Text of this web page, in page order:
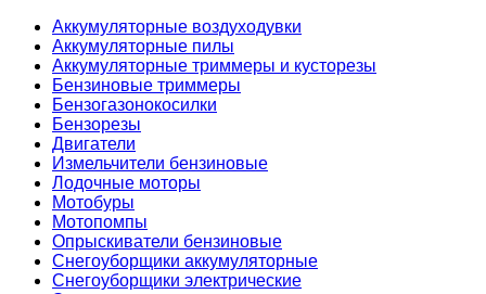
Аккумуляторные воздуходувки
Аккумуляторные пилы
Аккумуляторные триммеры и кусторезы
Бензиновые триммеры
Бензогазонокосилки
Бензорезы
Двигатели
Измельчители бензиновые
Лодочные моторы
Мотобуры
Мотопомпы
Опрыскиватели бензиновые
Снегоуборщики аккумуляторные
Снегоуборщики электрические